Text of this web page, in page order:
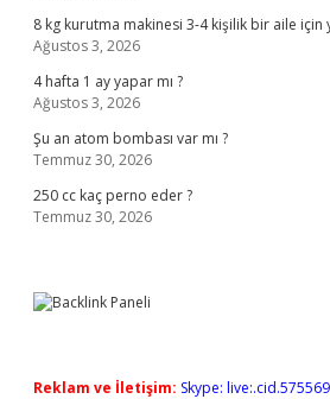
8 kg kurutma makinesi 3-4 kişilik bir aile için
Ağustos 3, 2026
4 hafta 1 ay yapar mı ?
Ağustos 3, 2026
Şu an atom bombası var mı ?
Temmuz 30, 2026
250 cc kaç perno eder ?
Temmuz 30, 2026
Reklam ve İletişim: Skype: